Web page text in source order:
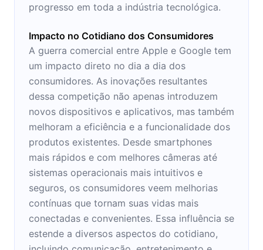
progresso em toda a indústria tecnológica.
Impacto no Cotidiano dos Consumidores
A guerra comercial entre Apple e Google tem
um impacto direto no dia a dia dos
consumidores. As inovações resultantes
dessa competição não apenas introduzem
novos dispositivos e aplicativos, mas também
melhoram a eficiência e a funcionalidade dos
produtos existentes. Desde smartphones
mais rápidos e com melhores câmeras até
sistemas operacionais mais intuitivos e
seguros, os consumidores veem melhorias
contínuas que tornam suas vidas mais
conectadas e convenientes. Essa influência se
estende a diversos aspectos do cotidiano,